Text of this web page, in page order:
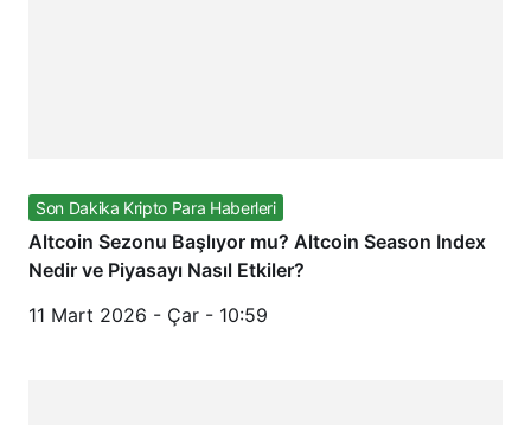
Son Dakika Kripto Para Haberleri
Altcoin Sezonu Başlıyor mu? Altcoin Season Index
Nedir ve Piyasayı Nasıl Etkiler?
11 Mart 2026 - Çar - 10:59